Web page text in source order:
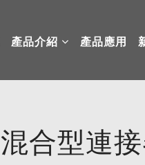
產品介紹 產品應用
混合型連